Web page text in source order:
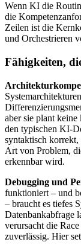
Wenn KI die
die
Zeilen ist die
und Orchestrieren
Fähigkeiten,
aber sie plant keine
den typischen KI-
syntaktisch
Art von Problem,
erkennbar wird.
Debugging und
funktioniert – und
– braucht es tiefes
Datenbankabfrage
verursacht die
zuverlässig. Hier